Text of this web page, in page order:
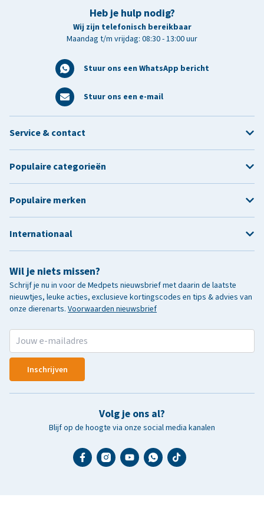
Heb je hulp nodig?
Wij zijn telefonisch bereikbaar
Maandag t/m vrijdag: 08:30 - 13:00 uur
Stuur ons een WhatsApp bericht
Stuur ons een e-mail
Wil je niets missen?
Schrijf je nu in voor de Medpets nieuwsbrief met daarin de laatste
nieuwtjes, leuke acties, exclusieve kortingscodes en tips & advies van
onze dierenarts. Voorwaarden nieuwsbrief
Inschrijven
Volg je ons al?
Blijf op de hoogte via onze social media kanalen
Service & contact
Populaire categorieën
Populaire merken
Internationaal